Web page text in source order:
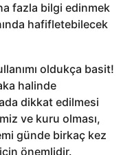
fazla bilgi edinmek
hafifletebilecek
oldukça basit!
halinde
dikkat edilmesi
ve kuru olması,
günde birkaç kez
önemlidir.